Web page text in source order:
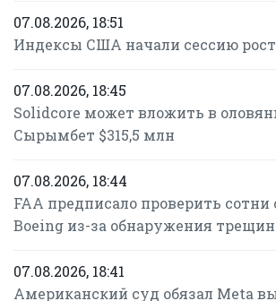
07.08.2026, 18:51
Индексы США начали сессию
07.08.2026, 18:45
Solidcore может вложить в
Сырымбет $315,5 млн
07.08.2026, 18:44
FAA предписало проверить сотни
Boeing из-за обнаружения
07.08.2026, 18:41
Американский суд обязал Meta